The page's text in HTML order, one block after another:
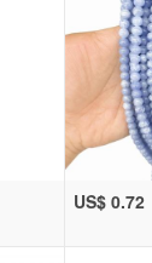
US$ 0.72